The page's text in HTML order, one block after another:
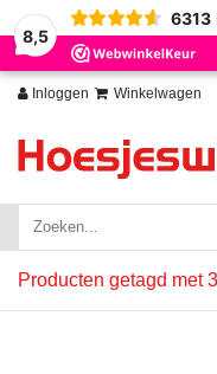
8,5
6313
Inloggen Winkelwagen
Producten getagd met
Wij slaan cookies op om
Nee